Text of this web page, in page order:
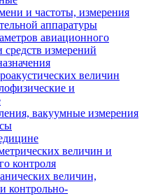
и частоты, измерения
аппаратуры
авиационного
средств измерений
величин
и
вакуумные измерения
величин и
контроля
величин,
контрольно-